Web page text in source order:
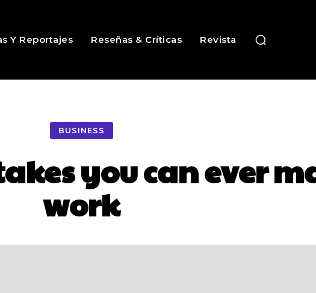
Y Reportajes Reseñas & Críticas Revista
BUSINESS
you can ever
work